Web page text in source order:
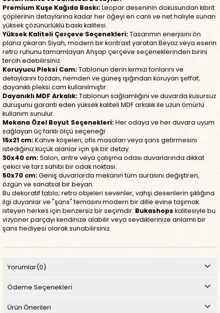
Premium Kuşe Kağıda Baskı:Leopar deseninin dokusundan kibrit
çöplerinin detaylarına kadar her öğeyi en canlı ve net haliyle sunan
yüksek çözünürlüklü baskı kalitesi.
Yüksek Kaliteli Çerçeve Seçenekleri:Tasarımın enerjisini ön
plana çıkaran Siyah, modern bir kontrast yaratan Beyaz veya eserin
retro ruhunu tamamlayan Ahşap çerçeve seçeneklerinden birini
tercih edebilirsiniz.
Koruyucu Pleksi Cam:Tablonun derin kırmızı tonlarını ve
detaylarını tozdan, nemden ve güneş ışığından koruyan şeffaf,
dayanıklı pleksi cam kullanılmıştır.
Dayanıklı MDF Arkalık:Tablonun sağlamlığını ve duvarda kusursuz
duruşunu garanti eden yüksek kaliteli MDF arkalık ile uzun ömürlü
kullanım sunulur.
Mekana Özel Boyut Seçenekleri:Her odaya ve her duvara uyum
sağlayan üç farklı ölçü seçeneği:
15x21 cm:Kahve köşeleri, ofis masaları veya şans getirmesini
istediğiniz küçük alanlar için şık bir detay.
30x40 cm:Salon, antre veya çalışma odası duvarlarında dikkat
çekici ve tarz sahibi bir odak noktası.
50x70 cm:Geniş duvarlarda mekanın tüm aurasını değiştiren,
özgün ve sanatsal bir beyan.
Bu dekoratif tablo; retro objeleri sevenler, vahşi desenlerin şıklığına
ilgi duyanlar ve "şans" temasını modern bir dille evine taşımak
isteyen herkes için benzersiz bir seçimdir. Bukashops kalitesiyle bu
vizyoner parçayı kendinize alabilir veya sevdiklerinize anlamlı bir
şans hediyesi olarak sunabilirsiniz.
Yorumlar(0)
Ödeme Seçenekleri
Ürün Önerileri